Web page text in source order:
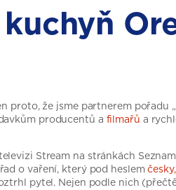
že jsme partnerem pořadu
producentů a filmařů a
Stream na stránkách
o vaření, který pod heslem
pytel. Nejen podle nich